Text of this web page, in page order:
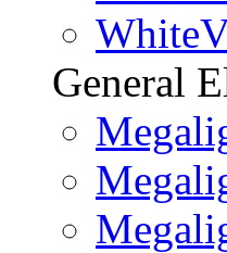
General